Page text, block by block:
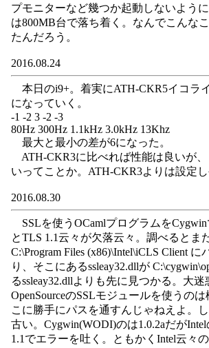
プモニターなど幾つか起動しないよう
は800MB台で落ち着く。なんでこんな
たんだろう。
2016.08.24
本日のi9+。着実にATH-CKR5イコラ
になっていく。
-1 -2 3 -2 -3
80Hz 300Hz 1.1kHz 3.0kHz 13Khz
最大と最小の差が6になった。
ATH-CKR3に比べれば性能は良いが
いってことか。ATH-CKR3よりは設定し
2016.08.30
SSLを使うOCamlプログラムを
とTLS 1.1云々が欠落云々。調べるとま
C:\Program Files (x86)\Intel\iCLS Client に
り、そこにあるssleay32.dllが
るssleay32.dllよりも先に見つかる。大迷
OpenSourceのSSLモジュールを使うの
こに勝手にパスを通すんじゃねえよ。
古い。Cygwin(WODI)のは1.0.2aだがIntel
1.1でエラーを吐く。ともかくIntel云々